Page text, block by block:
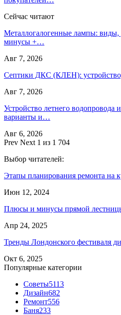
Сейчас читают
Металлогалогенные лампы: виды,
минусы +…
Авг 7, 2026
Септики ДКС (КЛЕН):
Авг 7, 2026
Устройство летнего водопровода
варианты и…
Авг 6, 2026
Prev Next 1 из 1 704
Выбор читателей:
Этапы планирования ремонта на
Июн 12, 2024
Плюсы и минусы прямой
Апр 24, 2025
Тренды Лондонского фестиваля
Окт 6, 2025
Популярные категории
Советы5113
Дизайн682
Ремонт556
Баня233